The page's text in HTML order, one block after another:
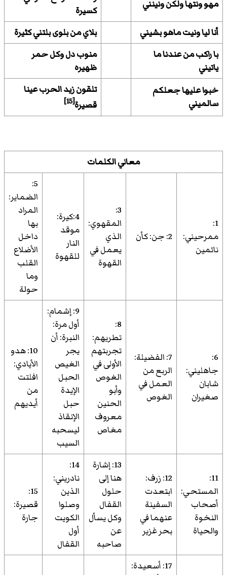
مهو ونتها ولكن ونينني
كسيرة
أنا ليا ونيت ماهو بشيني
بلاي من بلوى بلتني كثيرة
با راكب من عندنا ما
ياتيني
منوب دل وكل حمر
ظهيره
خبوا عليها جعلكم
سالميني
تلقون زيد الحرب عينا
قصيرة[15]
معاني الكلمات
1:
ممرحيني:
نائمين
2: جن: كأن
3:
المقهوي:
الذي
يعمل في
القهوة
4:كيرة:
موقد
النار
للقهوة
5:
الضماير:
المراد
بها
داخل
الأضلاع
القلب
وما
حولة
6:
جاهليني:
شابان
صغيران
7: الفضيلة:
الربع من
العمل في
الغوص
8:
تطريهم:
تجربتهم
الأولى في
الغوص
وأبو
الحنين
معروف
مغاص
9: إشمام:
أول مرة:
النبرة: أن
يجر
الغيص
الحبل
الإيدة
حبل
الإنقاذ
ليسحبه
السيب
10: هدو
الأيادي:
افلتت
من
أيديهم
11:
المستحي:
أصحاب
النخوة
والحياة
12: زرف:
ابتعدت
السفينة
عنهما في
بحر غزير
13: إشارة
هنا إلى
حلول
القفال
وكل يسأل
عن
صاحبه
14:
نادريني:
الذين
وصلوا
الكويت
أول
القفال
15:
قصيرة:
جارة
17: أسعيدة: